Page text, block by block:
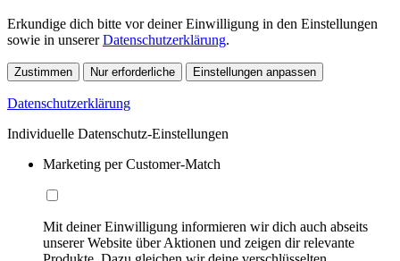
Erkundige dich bitte vor deiner Einwilligung in den Einstellungen
sowie in unsererDatenschutzerklärung.
Zustimmen Nur erforderliche Einstellungen anpassen
Datenschutzerklärung
Individuelle Datenschutz-Einstellungen
Marketing per Customer-Match
Mit deiner Einwilligung informieren wir dich auch abseits
unserer Website über Aktionen und zeigen dir relevante